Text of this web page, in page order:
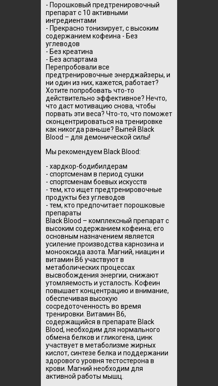
- Порошковый предтренировочный
препарат с 10 активными
ингредиентами
- Прекрасно тонизирует, с высоким
содержанием кофеина - Без
углеводов
- Без креатина
- Без аспартама
Перепробовали все
предтренировочные энерджайзеры, и
ни один из них, кажется, работает?
Хотите попробовать что-то
действительно эффективное? Нечто,
что даст мотивацию снова, чтобы
порвать эти веса? Что-то, что поможет
сконцентрироваться на тренировке
как никогда раньше? Выпей Black
Blood – для демонической силы!
Мы рекомендуем Black Blood:
- хардкор-бодибилдерам
- спортсменам в период сушки
- спортсменам боевых искусств
- тем, кто ищет предтренировочные
продукты без углеводов
- тем, кто предпочитает порошковые
препараты
Black Blood – комплексный препарат с
высоким содержанием кофеина; его
основным назначением является
усиление производства карнозина и
монооксида азота. Магний, ниацин и
витамин В6 участвуют в
метаболических процессах
высвобождения энергии, снижают
утомляемость и усталость. Кофеин
повышает концентрацию и внимание,
обеспечивая высокую
сосредоточенность во время
тренировки. Витамин B6,
содержащийся в препарате Black
Blood, необходим для нормального
обмена белков и гликогена, цинк
участвует в метаболизме жирных
кислот, синтезе белка и поддержании
здорового уровня тестостерона в
крови. Магний необходим для
активной работы мышц.